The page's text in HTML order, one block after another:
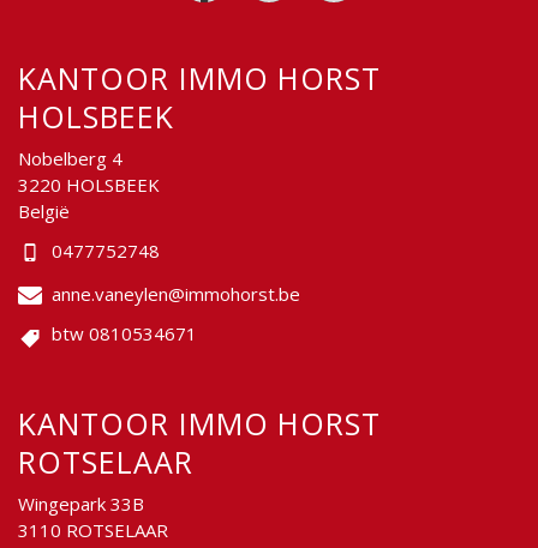
KANTOOR IMMO HORST
HOLSBEEK
Nobelberg 4
3220 HOLSBEEK
België
0477752748
anne.vaneylen@immohorst.be
btw 0810534671
KANTOOR IMMO HORST
ROTSELAAR
Wingepark 33B
3110 ROTSELAAR